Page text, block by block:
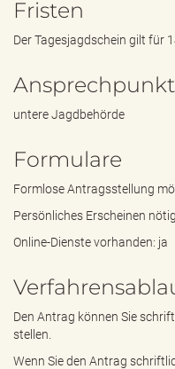
Fristen
Der Tagesjagdschein gilt für
Ansprechpunkt
untere Jagdbehörde
Formulare
Formlose Antragsstellung
Persönliches Erscheinen
Online-Dienste vorhanden: ja
Den Antrag können Sie
stellen.
Wenn Sie den Antrag